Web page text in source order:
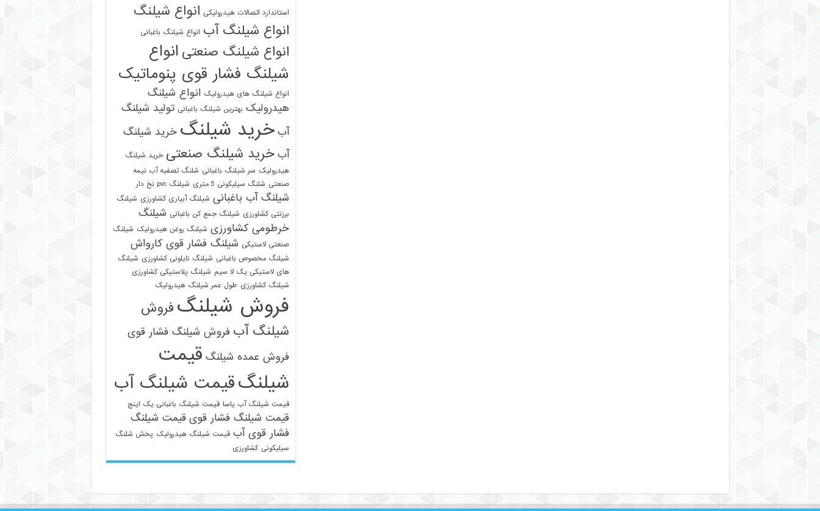
استاندارد اتصالات هیدرولیکی انواع شیلنگ
انواع شیلنگ آب انواع شیلنگ باغبانی
انواع شیلنگ صنعتی انواع
شیلنگ فشار قوی پنوماتیک
انواع شیلنگ های هیدرولیک انواع شیلنگ
هیدرولیک بهترین شیلنگ باغبانی تولید شیلنگ
آب خرید شیلنگ خرید شیلنگ
آب خرید شیلنگ صنعتی خرید شیلنگ
هیدرولیک سر شیلنگ باغبانی شلنگ تصفیه آب نیمه
صنعتی شلنگ سیلیکونی 5 متری شیلنگ pvc نخ دار
شیلنگ آب باغبانی شیلنگ آبیاری کشاورزی شیلنگ
برزنتی کشاورزی شیلنگ جمع کن باغبانی شیلنگ
خرطومی کشاورزی شیلنگ روغن هیدرولیک شیلنگ
صنعتی لاستیکی شیلنگ فشار قوی کارواش
شیلنگ مخصوص باغبانی شیلنگ نایلونی کشاورزی شیلنگ
های لاستیکی یک لا سیم شیلنگ پلاستیکی کشاورزی
شیلنگ کشاورزی طول عمر شیلنگ هیدرولیک
فروش شیلنگ فروش
شیلنگ آب فروش شیلنگ فشار قوی
فروش عمده شیلنگ قیمت
شیلنگقیمت شیلنگ آب
قیمت شیلنگ آب یاسا قیمت شیلنگ باغبانی یک اینچ
قیمت شیلنگ فشار قوی قیمت شیلنگ
فشار قوی آب قیمت شیلنگ هیدرولیک پخش شلنگ
سیلیکونی کشاورزی